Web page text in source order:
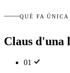
QUÈ FA
Claus d'una
01